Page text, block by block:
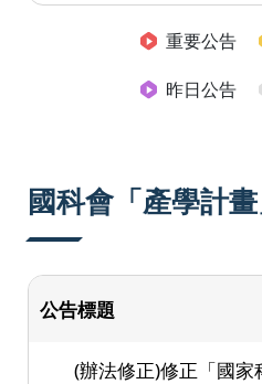
重要公告
昨日公告
國科會「產學計
公告標題
(辦法修正)修正「國家